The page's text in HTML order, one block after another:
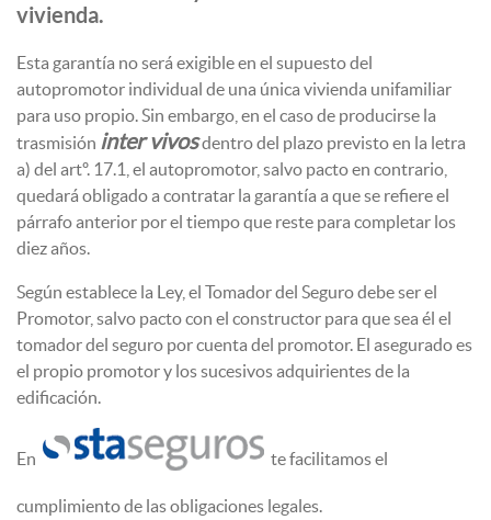
vivienda.
Esta garantía no será exigible en el supuesto del
autopromotor individual de una única vivienda unifamiliar
para uso propio. Sin embargo, en el caso de producirse la
trasmisión inter vivosdentro del plazo previsto en la letra
a) del artº. 17.1, el autopromotor, salvo pacto en contrario,
quedará obligado a contratar la garantía a que se refiere el
párrafo anterior por el tiempo que reste para completar los
diez años.
Según establece la Ley, el Tomador del Seguro debe ser el
Promotor, salvo pacto con el constructor para que sea él el
tomador del seguro por cuenta del promotor. El asegurado es
el propio promotor y los sucesivos adquirientes de la
edificación.
En te facilitamos el
cumplimiento de las obligaciones legales.